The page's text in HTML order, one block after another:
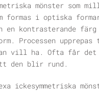
mönster som
formas i optiska
en kontrasterande
Processen
vill ha. Ofta får det
den blir rund.
ickesymmetriska